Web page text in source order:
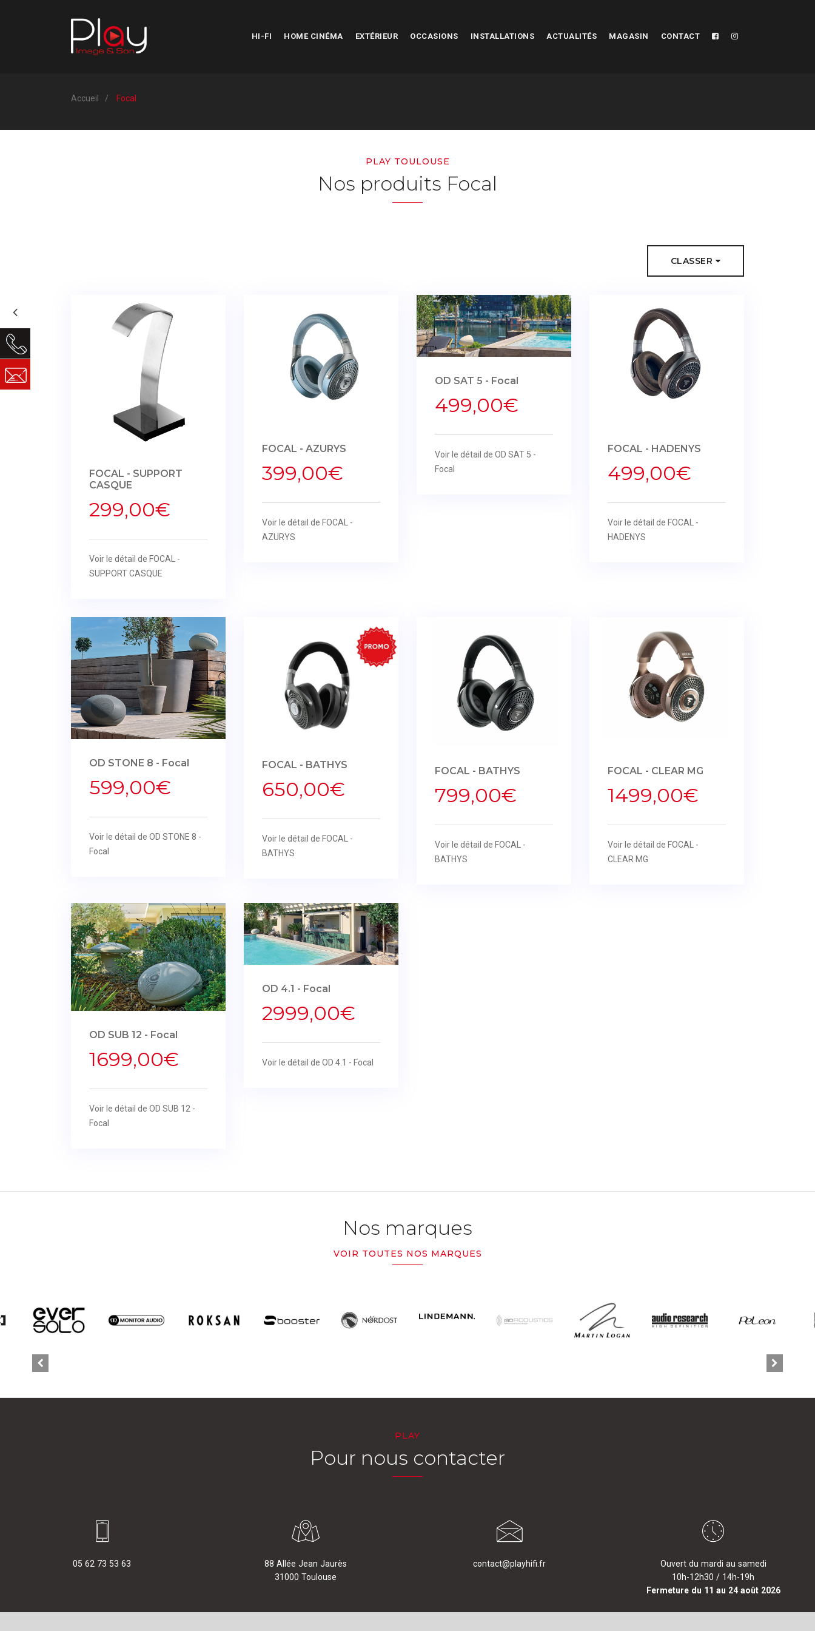
HI-FI HOME CINÉMA EXTÉRIEUR OCCASIONS INSTALLATIONS ACTUALITÉS MAGASIN CONTACT
Accueil Focal
PLAY TOULOUSE
Nos produits Focal
CLASSER
FOCAL - SUPPORT
CASQUE
299,00€
Voir le détail de FOCAL -
SUPPORT CASQUE
FOCAL - AZURYS
399,00€
Voir le détail de FOCAL -
AZURYS
OD SAT 5 - Focal
499,00€
Voir le détail de OD SAT 5 -
Focal
FOCAL - HADENYS
499,00€
Voir le détail de FOCAL -
HADENYS
OD STONE 8 - Focal
599,00€
Voir le détail de OD STONE 8 -
Focal
FOCAL - BATHYS
650,00€
Voir le détail de FOCAL -
BATHYS
FOCAL - BATHYS
799,00€
Voir le détail de FOCAL -
BATHYS
FOCAL - CLEAR MG
1499,00€
Voir le détail de FOCAL -
CLEAR MG
OD SUB 12 - Focal
1699,00€
Voir le détail de OD SUB 12 -
Focal
OD 4.1 - Focal
2999,00€
Voir le détail de OD 4.1 - Focal
Nos marques
VOIR TOUTES NOS MARQUES
PLAY
Pour nous contacter
05 62 73 53 63
88 Allée Jean Jaurès
31000 Toulouse
contact@playhifi.fr
Ouvert du mardi au samedi
10h-12h30 / 14h-19h
Fermeture du 11 au 24 août 2026